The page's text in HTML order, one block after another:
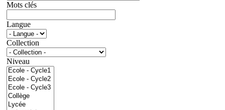
Mots clés
Langue
Collection
Niveau